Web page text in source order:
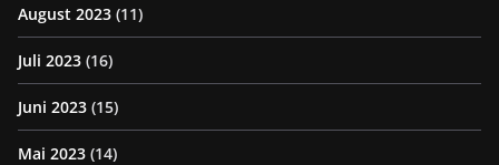
August 2023 (11)
Juli 2023 (16)
Juni 2023 (15)
Mai 2023 (14)